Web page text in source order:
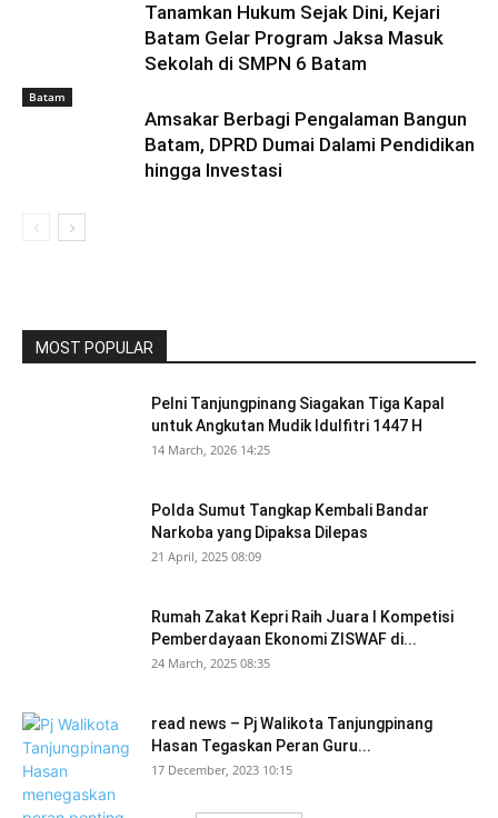
Tanamkan Hukum Sejak Dini, Kejari
Batam Gelar Program Jaksa Masuk
Sekolah di SMPN 6 Batam
Batam
Amsakar Berbagi Pengalaman Bangun
Batam, DPRD Dumai Dalami Pendidikan
hingga Investasi
MOST POPULAR
Pelni Tanjungpinang Siagakan Tiga Kapal
untuk Angkutan Mudik Idulfitri 1447 H
14 March, 2026 14:25
Polda Sumut Tangkap Kembali Bandar
Narkoba yang Dipaksa Dilepas
21 April, 2025 08:09
Rumah Zakat Kepri Raih Juara I Kompetisi
Pemberdayaan Ekonomi ZISWAF di...
24 March, 2025 08:35
read news – Pj Walikota Tanjungpinang
Hasan Tegaskan Peran Guru...
17 December, 2023 10:15